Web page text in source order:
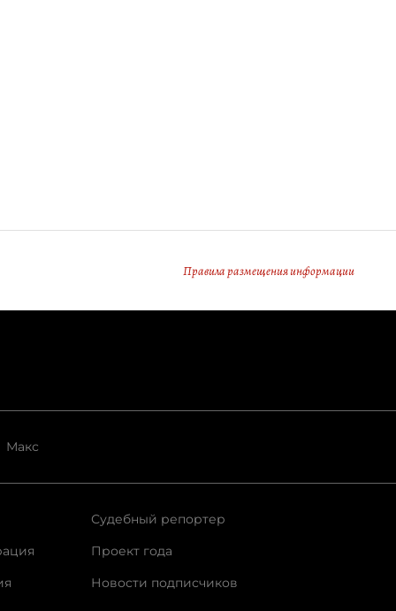
Правила размещения информации
Макс
Судебный репортер
Проект года
Новости подписчиков